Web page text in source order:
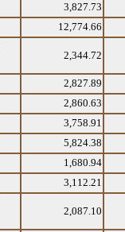
3,827.73
12,774.66
2,344.72
2,827.89
2,860.63
3,758.91
5,824.38
1,680.94
3,112.21
2,087.10